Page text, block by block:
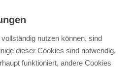
nutzen können, sind
dieser Cookies sind notwendig,
funktioniert, andere Cookies